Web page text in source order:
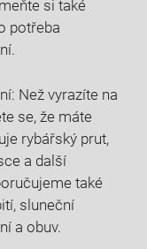
si také
potřeba⁢
Než vyrazíte⁢ na
‌se, ⁣že⁤ máte
rybářský ​prut,
a⁣ další
také
sluneční
a ⁤obuv.